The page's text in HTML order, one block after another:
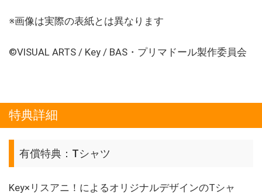
※画像は実際の表紙とは異なります
©VISUAL ARTS / Key / BAS・プリマドール製作委員会
特典詳細
有償特典：Tシャツ
Key×リスアニ！によるオリジナルデザインのTシャ